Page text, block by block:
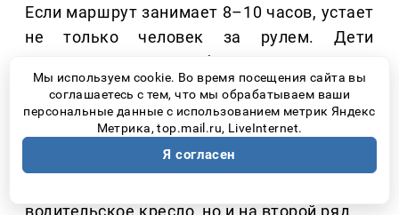
Если маршрут занимает 8–10 часов, устает
не только человек за рулем. Дети
начинают искать удобное положение уже
через пару часов. Взрослым хочется
вытянуть ноги, сменить позу или просто
спокойно почитать книгу во время
движения. Поэтому сегодня покупатели
водительское кресло, но и на второй ряд.
Мы используем cookie. Во время посещения сайта вы
соглашаетесь с тем, что мы обрабатываем ваши
персональные данные с использованием метрик Яндекс
Метрика, top.mail.ru, LiveInternet.
Я согласен